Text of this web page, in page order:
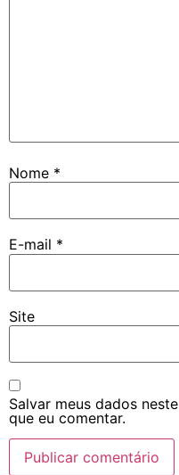
Nome *
E-mail *
Site
Salvar meus dados
que eu comentar.